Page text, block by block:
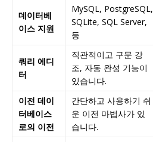
데이터베
이스 지원
MySQL, PostgreSQL,
SQLite, SQL Server,
등
쿼리 에디
터
직관적이고 구문 강
조, 자동 완성 기능이
있습니다.
이전 데이
터베이스
로의 이전
간단하고 사용하기 쉬
운 이전 마법사가 있
습니다.